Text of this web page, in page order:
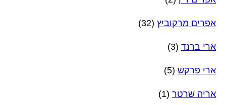
אפרים מרקוביץ (32)
ארי ברנד (3)
ארי פרקש (5)
אריה שרטר (1)